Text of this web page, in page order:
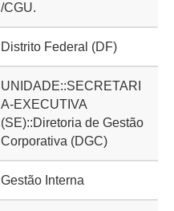
/CGU.
Distrito Federal (DF)
UNIDADE::SECRETARI
A-EXECUTIVA
(SE)::Diretoria de Gestão
Corporativa (DGC)
Gestão Interna